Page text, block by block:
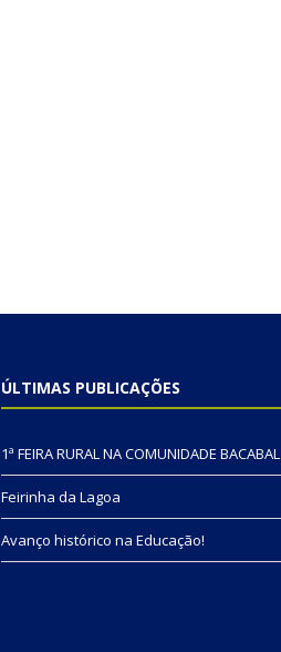
ÚLTIMAS PUBLICAÇÕES
1ª FEIRA RURAL NA COMUNIDADE BACABAL
Feirinha da Lagoa
Avanço histórico na Educação!